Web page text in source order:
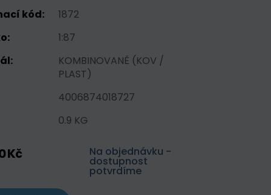
kód:
1872
1:87
KOMBINOVANĚ (KOV /
PLAST)
4006874018727
0.9 KG
Kč Na objednávku -
dostupnost
potvrdíme